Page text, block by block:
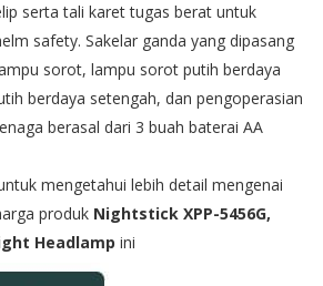
serta tali karet tugas berat untuk
safety. Sakelar ganda yang dipasang
sorot, lampu sorot putih berdaya
berdaya setengah, dan pengoperasian
berasal dari 3 buah baterai AA
mengetahui lebih detail mengenai
produk Nightstick XPP-5456G,
Headlamp ini